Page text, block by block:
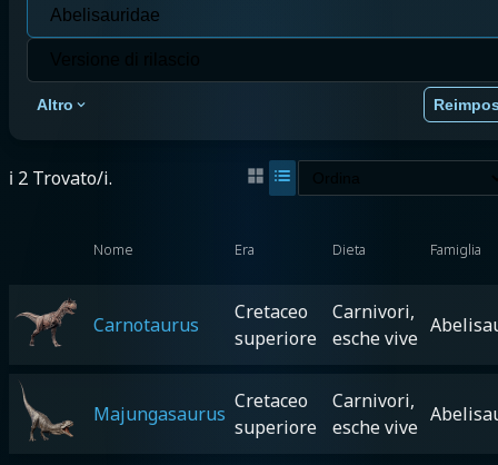
Altro
ℹ️ 2 Trovato/i.
Nome Era Dieta Famiglia
Carnotaurus
Cretaceo
superiore
Carnivori,
esche vive
Majungasaurus
Cretaceo
superiore
Carnivori,
esche vive